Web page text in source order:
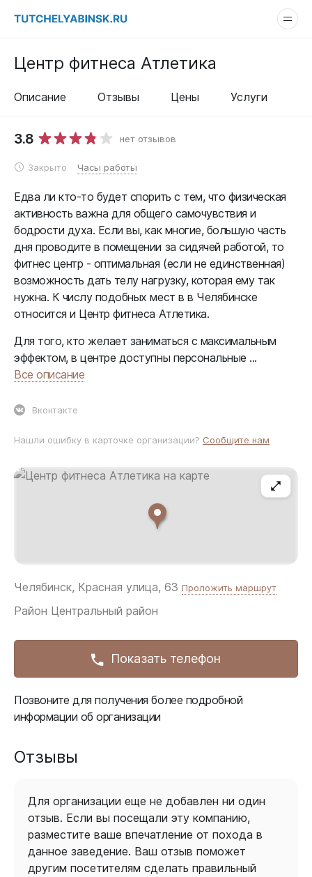
Челябинск, Красная улица, 63 Проложить маршрут
Район Центральный район
Показать телефон
Позвоните для получения более подробной
информации об организации
Центр фитнеса Атлетика
Описание Отзывы Цены Услуги
3.8 нет отзывов
Часы работы
Закрыто
Едва ли кто-то будет спорить с тем, что физическая
активность важна для общего самочувствия и
бодрости духа. Если вы, как многие, большую часть
дня проводите в помещении за сидячей работой, то
фитнес центр - оптимальная (если не единственная)
возможность дать телу нагрузку, которая ему так
нужна. К числу подобных мест в в Челябинске
относится и Центр фитнеса Атлетика.
Для того, кто желает заниматься с максимальным
эффектом, в центре доступны персональные ...
Все описание
Вконтакте
Нашли ошибку в карточке организации? Сообщите нам
Отзывы
Для организации еще не добавлен ни один
отзыв. Если вы посещали эту компанию,
разместите ваше впечатление от похода в
данное заведение. Ваш отзыв поможет
другим посетителям сделать правильный